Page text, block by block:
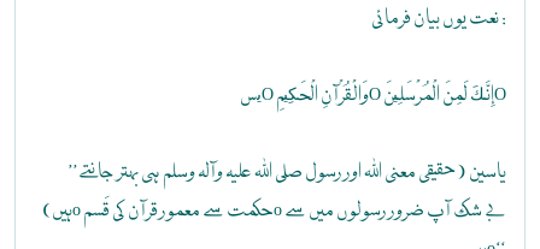
نعت یوں بیان فرمائی :
يسO وَالْقُرْآنِ الْحَكِيمِO إِنَّكَ لَمِنَ الْمُرْسَلِينَO
’’یاسین (حقیقی معنی اللہ اور رسول صلی اللہ علیہ وآلہ وسلم ہی بہتر جانتے
ہیں)o حکمت سے معمور قرآن کی قَسمo بے شک آپ ضرور رسولوں میں سے